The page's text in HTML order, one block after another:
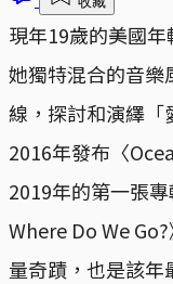
現年19歲的美國
她獨特混合的音樂
線，探討和演繹「
2016年發布〈
2019年的第一張
Where Do We
量奇蹟，也是該